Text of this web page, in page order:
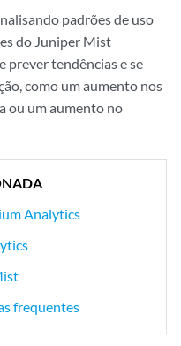
padrões de uso
do Juniper Mist
prever tendências e se
como um aumento nos
ou um aumento no
Analytics
frequentes